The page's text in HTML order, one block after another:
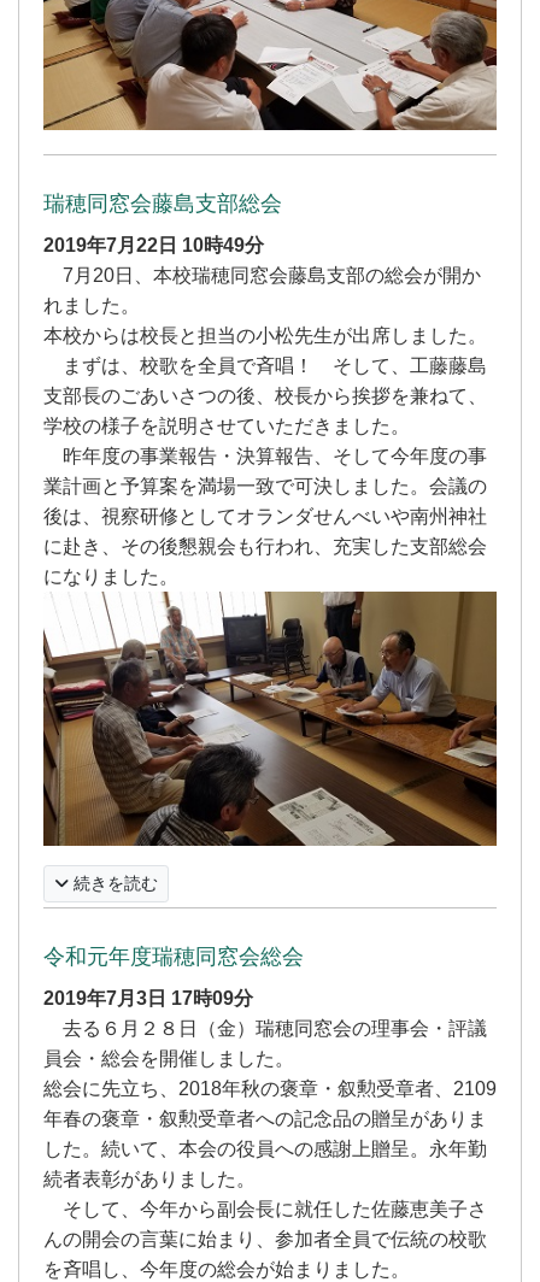
瑞穂同窓会藤島支部総会
2019年7月22日 10時49分
7月20日、本校瑞穂同窓会藤島支部の総会が開か
れました。
本校からは校長と担当の小松先生が出席しました。
まずは、校歌を全員で斉唱！ そして、工藤藤島
支部長のごあいさつの後、校長から挨拶を兼ねて、
学校の様子を説明させていただきました。
昨年度の事業報告・決算報告、そして今年度の事
業計画と予算案を満場一致で可決しました。会議の
後は、視察研修としてオランダせんべいや南州神社
に赴き、その後懇親会も行われ、充実した支部総会
になりました。
続きを読む
令和元年度瑞穂同窓会総会
2019年7月3日 17時09分
去る６月２８日（金）瑞穂同窓会の理事会・評議
員会・総会を開催しました。
総会に先立ち、2018年秋の褒章・叙勲受章者、2109
年春の褒章・叙勲受章者への記念品の贈呈がありま
した。続いて、本会の役員への感謝上贈呈。永年勤
続者表彰がありました。
そして、今年から副会長に就任した佐藤恵美子さ
んの開会の言葉に始まり、参加者全員で伝統の校歌
を斉唱し、今年度の総会が始まりました。